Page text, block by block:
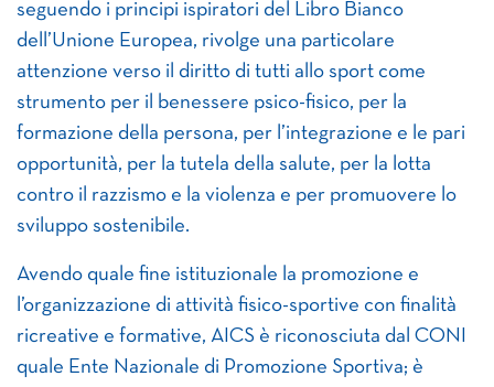
seguendo i principi ispiratori del Libro Bianco
dell’Unione Europea, rivolge una particolare
attenzione verso il diritto di tutti allo sport come
strumento per il benessere psico-fisico, per la
formazione della persona, per l’integrazione e le pari
opportunità, per la tutela della salute, per la lotta
contro il razzismo e la violenza e per promuovere lo
sviluppo sostenibile.
Avendo quale fine istituzionale la promozione e
l’organizzazione di attività fisico-sportive con finalità
ricreative e formative, AICS è riconosciuta dal CONI
quale Ente Nazionale di Promozione Sportiva; è